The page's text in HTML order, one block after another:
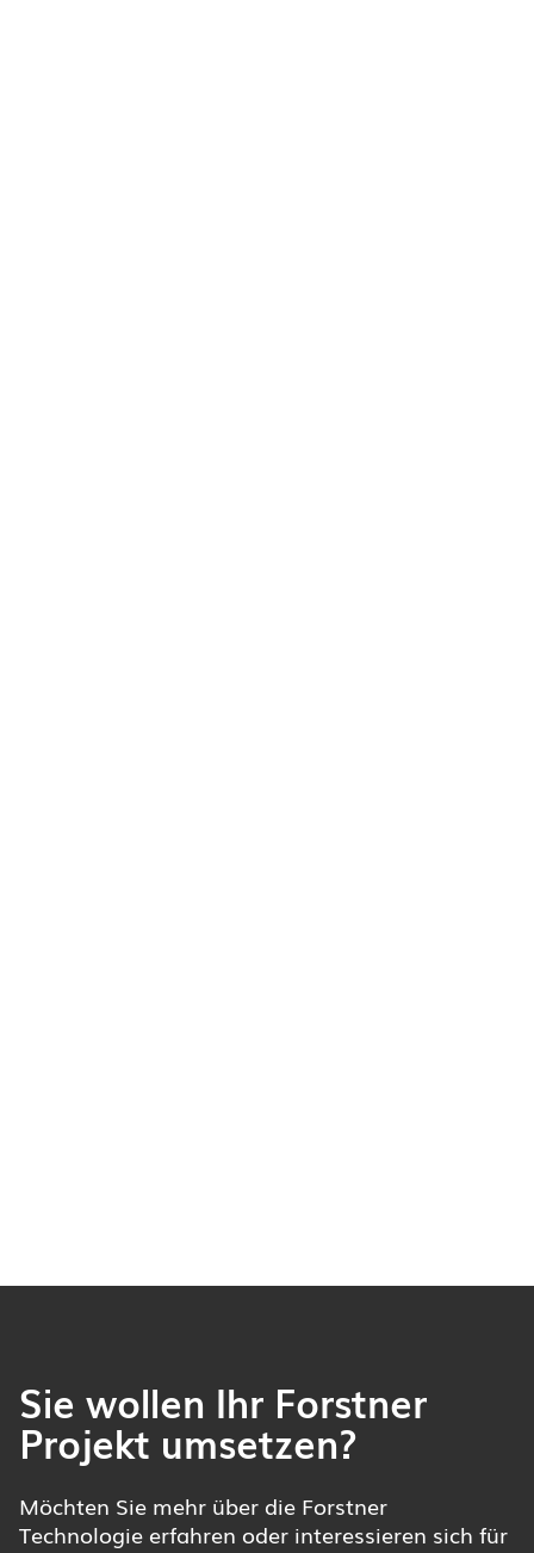
Sie wollen Ihr Forstner
Projekt umsetzen?
Möchten Sie mehr über die Forstner
Technologie erfahren oder interessieren sich für